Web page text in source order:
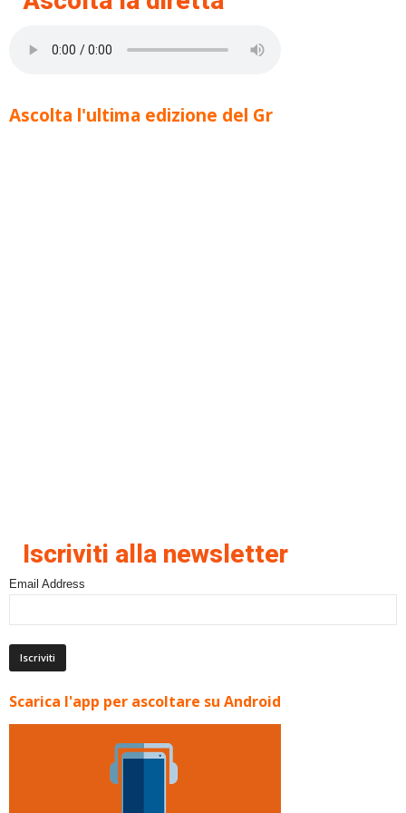
Ascolta l'ultima edizione del Gr
Iscriviti alla newsletter
Email Address
Scarica l'app per ascoltare su Android